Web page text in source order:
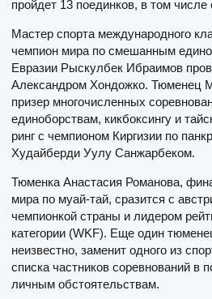
пройдет 13 поединков, в том
Мастер спорта международного
чемпион мира по смешанным
Евразии Рыскулбек Ибраимов
Александром Хондожко. Тюменец
призер многочисленных
единоборствам, кикбоксингу и
ринг с чемпионом Киргизии по
Худайберди Уулу Санжарбеком.
Тюменка Анастасия Романова,
мира по муай-тай, сразится с
чемпионкой страны и лидером
категории (WKF). Еще один
неизвестно, заменит одного из
списка частников соревнований в
личным обстоятельствам.